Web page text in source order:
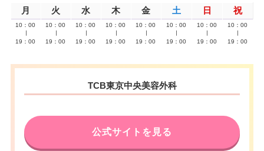
月 火 水 木 金 土 日 祝
10：00
19：00
10：00
19：00
10：00
19：00
10：00
19：00
10：00
19：00
10：00
19：00
10：00
19：00
10：00
19：00
TCB東京中央美容外科
公式サイトを見る